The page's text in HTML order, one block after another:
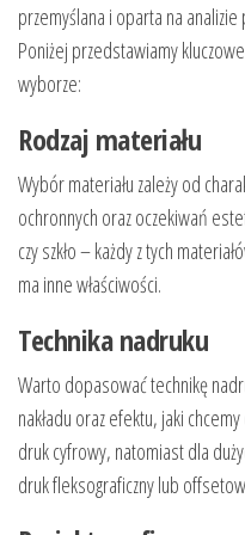
przemyślana i oparta na
Poniżej przedstawiamy
wyborze:
Rodzaj materiału
Wybór materiału zależy od
ochronnych oraz oczekiwań
czy szkło – każdy z tych
ma inne właściwości.
Technika nadruku
Warto dopasować technikę
nakładu oraz efektu, jaki
druk cyfrowy, natomiast dla
druk fleksograficzny lub